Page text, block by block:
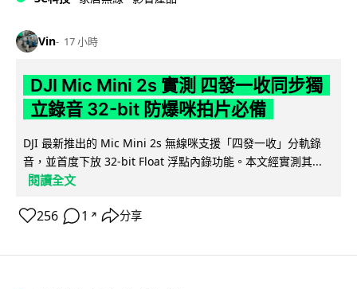
Vin 17 小時
DJI Mic Mini 2s 實測 四發一收同步獨
立錄音 32-bit 防爆咪拍片必備
DJI 最新推出的 Mic Mini 2s 無線咪支援「四發一收」分軌錄
音，並首度下放 32-bit Float 浮點內錄功能。本文經實測其...
閱讀全文
256 1 ↗ 分享